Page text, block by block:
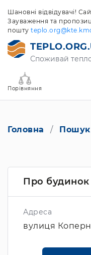
Шановні відвідувачі!
Зауваження та
пошту
Споживай
Порівняння
Головна Пошук
Про будинок
Адреса
вулиця